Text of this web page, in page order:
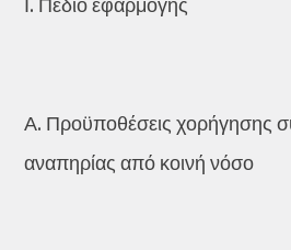
Α. Προϋποθέσεις χορήγησης
αναπηρίας από κοινή νόσο